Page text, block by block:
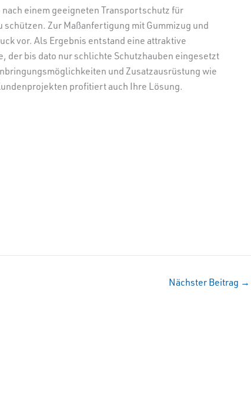
einem geeigneten Transportschutz für
Zur Maßanfertigung mit Gummizug und
vor. Als Ergebnis entstand eine attraktive
der bis dato nur schlichte Schutzhauben eingesetzt
und Zusatzausrüstung wie
profitiert auch Ihre Lösung.
Nächster Beitrag →